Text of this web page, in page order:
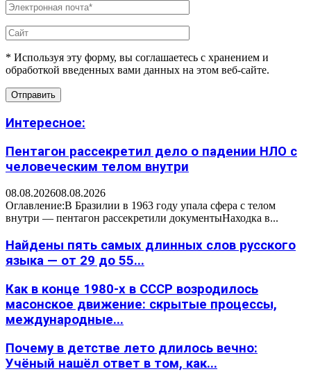
* Используя эту форму, вы соглашаетесь с хранением и
обработкой введенных вами данных на этом веб-сайте.
Интересное:
Пентагон рассекретил дело о падении НЛО с
человеческим телом внутри
08.08.202608.08.2026
Оглавление:В Бразилии в 1963 году упала сфера с телом
внутри — пентагон рассекретили документыНаходка в...
Найдены пять самых длинных слов русского
языка — от 29 до 55...
Как в конце 1980-х в СССР возродилось
масонское движение: скрытые процессы,
международные...
Почему в детстве лето длилось вечно:
Учёный нашёл ответ в том, как...